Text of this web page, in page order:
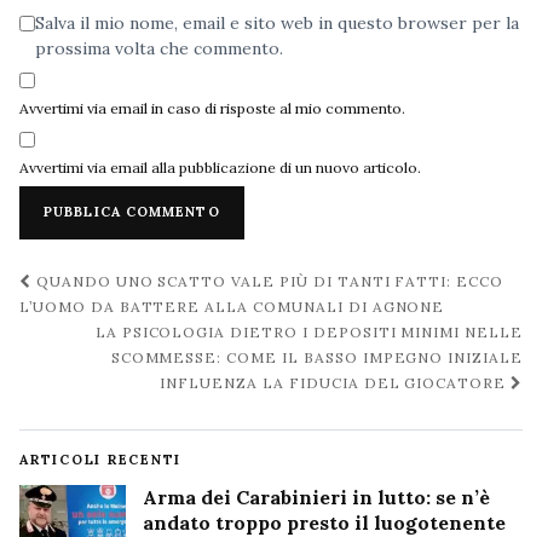
Salva il mio nome, email e sito web in questo browser per la
prossima volta che commento.
Avvertimi via email in caso di risposte al mio commento.
Avvertimi via email alla pubblicazione di un nuovo articolo.
Navigazione
post
QUANDO UNO SCATTO VALE PIÙ DI TANTI FATTI: ECCO
L’UOMO DA BATTERE ALLA COMUNALI DI AGNONE
LA PSICOLOGIA DIETRO I DEPOSITI MINIMI NELLE
SCOMMESSE: COME IL BASSO IMPEGNO INIZIALE
INFLUENZA LA FIDUCIA DEL GIOCATORE
ARTICOLI RECENTI
Arma dei Carabinieri in lutto: se n’è
andato troppo presto il luogotenente